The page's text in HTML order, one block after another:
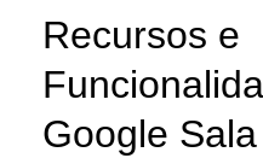
Recursos e
Google